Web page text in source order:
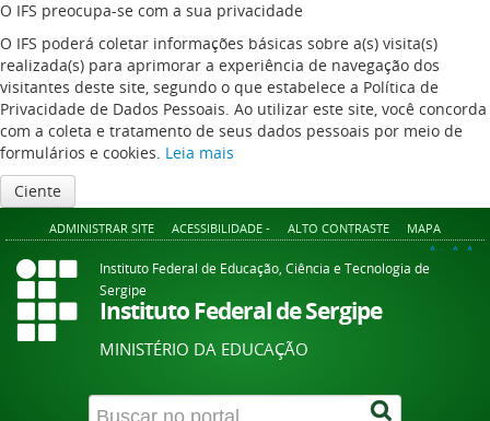
O IFS preocupa-se com a sua privacidade
O IFS poderá coletar informações básicas sobre a(s) visita(s)
realizada(s) para aprimorar a experiência de navegação dos
visitantes deste site, segundo o que estabelece a Política de
Privacidade de Dados Pessoais. Ao utilizar este site, você concorda
com a coleta e tratamento de seus dados pessoais por meio de
formulários e cookies. Leia mais
Ciente
ADMINISTRAR SITE ACESSIBILIDADE - ALTO CONTRASTE MAPA
A+ A A-
Instituto Federal de Educação, Ciência e Tecnologia de
Sergipe
Instituto Federal de Sergipe
MINISTÉRIO DA EDUCAÇÃO